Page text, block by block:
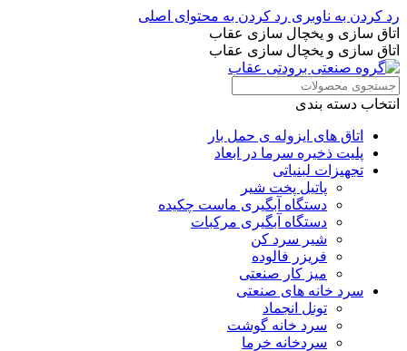
رد کردن به ناوبری رد کردن به محتوای اصلی
اتاق سازی و یخچال سازی عقاب
اتاق سازی و یخچال سازی عقاب
انتخاب دسته بندی
اتاق های ایزوله ی حمل بار
پلیت ذخیره سرما در ابعاد
تجهیزات لبنیاتی
پاتیل پخت شیر
دستگاه آبگیری ماست چکیده
دستگاه آبگیری مرکبات
شیر سرد کن
فریزر فالوده
میز کار صنعتی
سرد خانه های صنعتی
تونل انجماد
سرد خانه گوشت
سردخانه خرما